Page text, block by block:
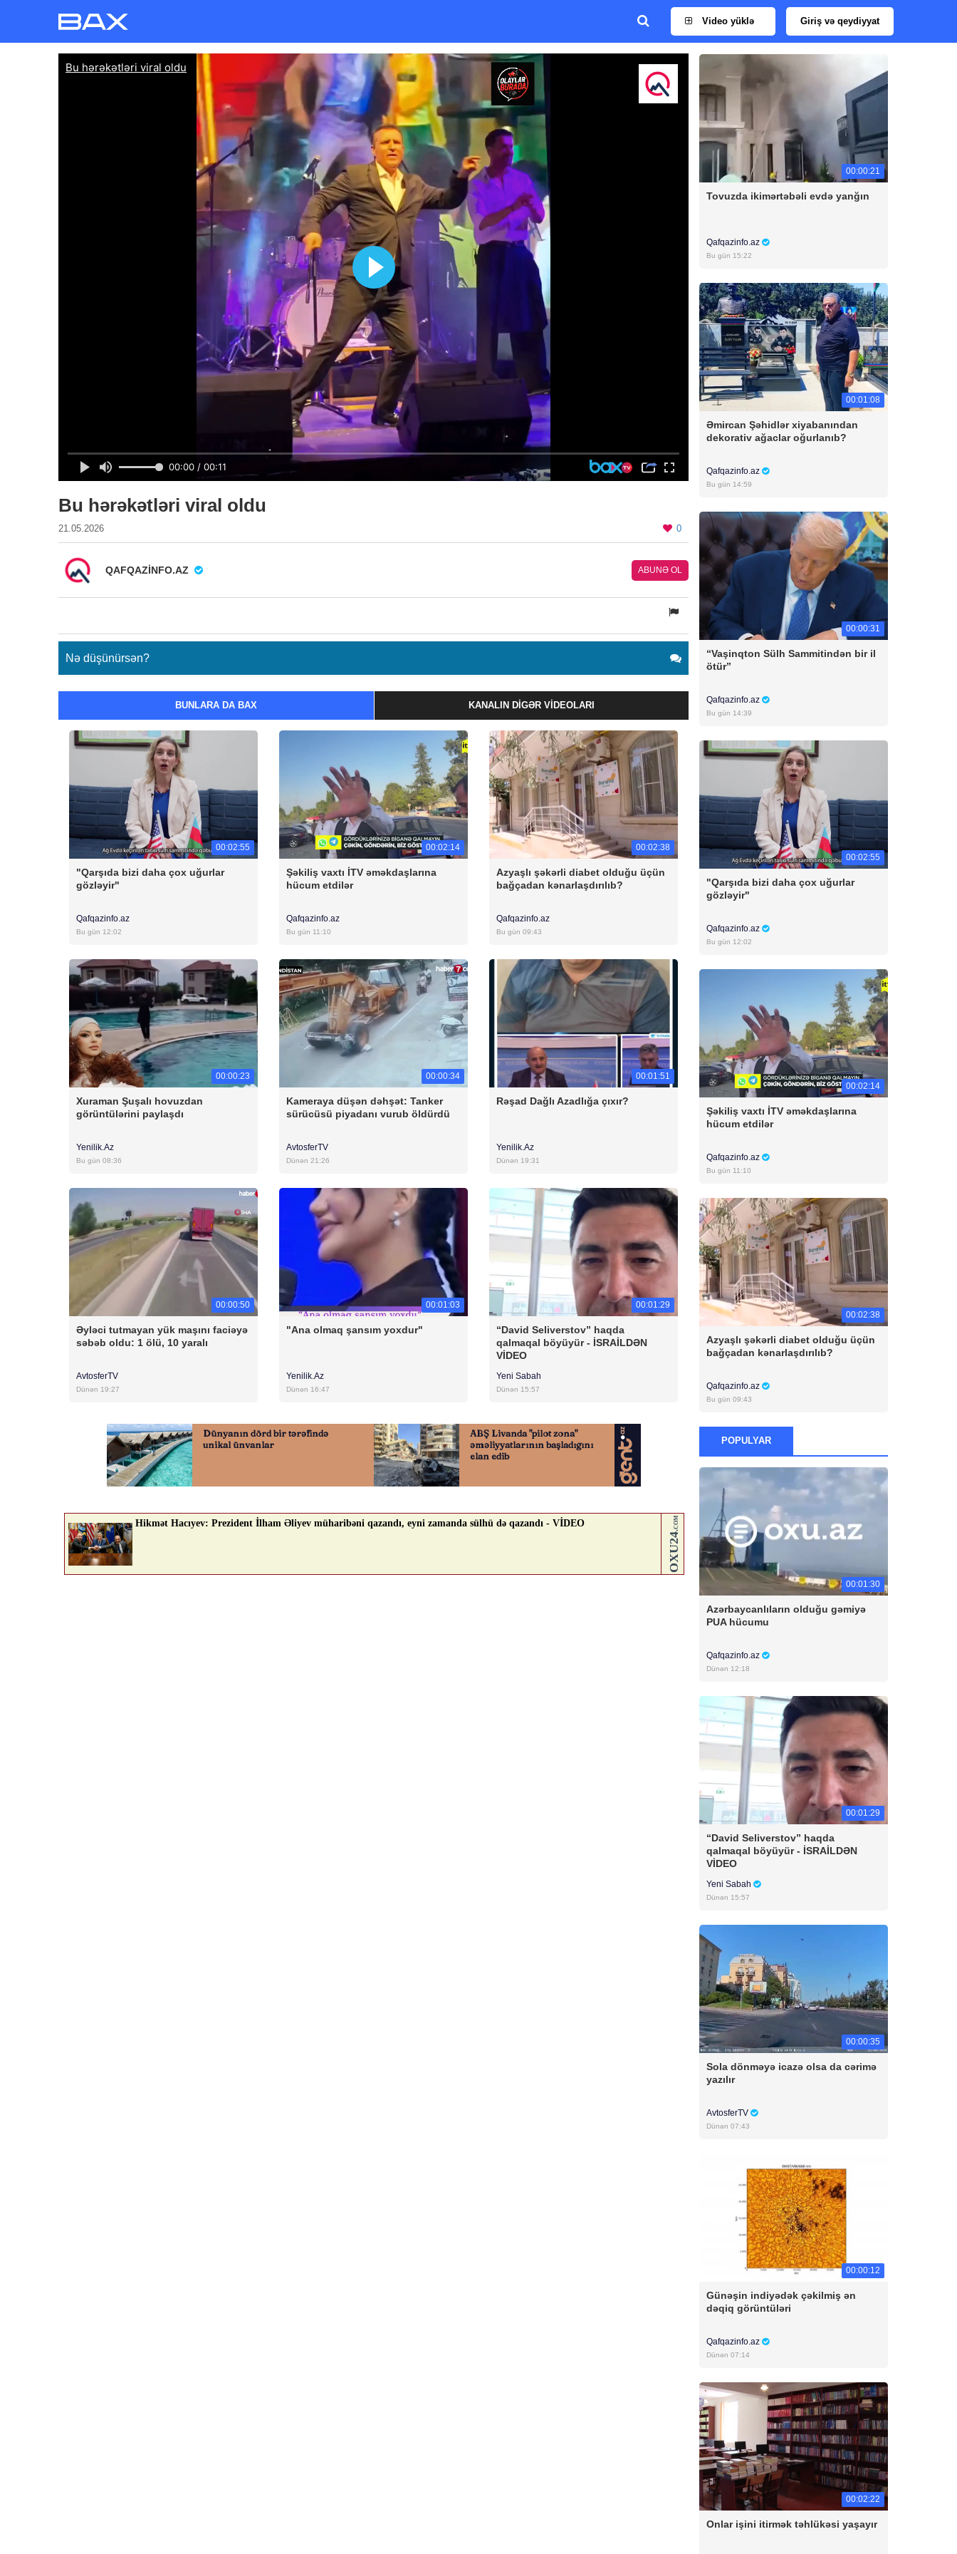
Video yüklə Giriş və qeydiyyat
Bu hərəkətləri viral oldu
21.05.2026 0
QAFQAZINFO.AZ ABUNƏ OL
Nə düşünürsən?
BUNLARA DA BAX KANALIN DIGƏR VIDEOLARI
00:02:55
"Qarşıda bizi daha çox uğurlar
gözləyir"
Qafqazinfo.az
Bu gün 12:02
00:02:14
Şəkiliş vaxtı İTV əməkdaşlarına
hücum etdilər
Qafqazinfo.az
Bu gün 11:10
00:02:38
Azyaşlı şəkərli diabet olduğu üçün
bağçadan kənarlaşdırılıb?
Qafqazinfo.az
Bu gün 09:43
00:00:23
Xuraman Şuşalı hovuzdan
görüntülərini paylaşdı
Yenilik.Az
Bu gün 08:36
00:00:34
Kameraya düşən dəhşət: Tanker
sürücüsü piyadanı vurub öldürdü
AvtosferTV
Dünən 21:26
00:01:51
Rəşad Dağlı Azadlığa çıxır?
Yenilik.Az
Dünən 19:31
00:00:50
Əyləci tutmayan yük maşını faciəyə
səbəb oldu: 1 ölü, 10 yaralı
AvtosferTV
Dünən 19:27
00:01:03
"Ana olmaq şansım yoxdur"
Yenilik.Az
Dünən 16:47
00:01:29
“David Seliverstov” haqda
qalmaqal böyüyür - İSRAİLDƏN
VİDEO
Yeni Sabah
Dünən 15:57
00:00:21
Tovuzda ikimərtəbəli evdə yanğın
Qafqazinfo.az
Bu gün 15:22
00:01:08
Əmircan Şəhidlər xiyabanından
dekorativ ağaclar oğurlanıb?
Qafqazinfo.az
Bu gün 14:59
00:00:31
“Vaşinqton Sülh Sammitindən bir il
ötür”
Qafqazinfo.az
Bu gün 14:39
00:02:55
"Qarşıda bizi daha çox uğurlar
gözləyir"
Qafqazinfo.az
Bu gün 12:02
00:02:14
Şəkiliş vaxtı İTV əməkdaşlarına
hücum etdilər
Qafqazinfo.az
Bu gün 11:10
00:02:38
Azyaşlı şəkərli diabet olduğu üçün
bağçadan kənarlaşdırılıb?
Qafqazinfo.az
Bu gün 09:43
POPULYAR
00:01:30
Azərbaycanlıların olduğu gəmiyə
PUA hücumu
Qafqazinfo.az
Dünən 12:18
00:01:29
“David Seliverstov” haqda
qalmaqal böyüyür - İSRAİLDƏN
VİDEO
Yeni Sabah
Dünən 15:57
00:00:35
Sola dönməyə icazə olsa da cərimə
yazılır
AvtosferTV
Dünən 07:43
00:00:12
Günəşin indiyədək çəkilmiş ən
dəqiq görüntüləri
Qafqazinfo.az
Dünən 07:14
00:02:22
Onlar işini itirmək təhlükəsi yaşayır